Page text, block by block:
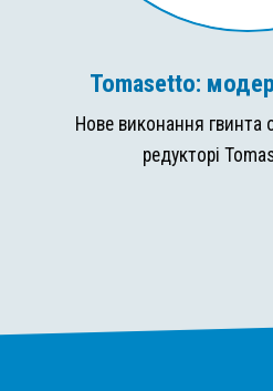
Tomasetto:
Нове виконання гвинта
редукторі